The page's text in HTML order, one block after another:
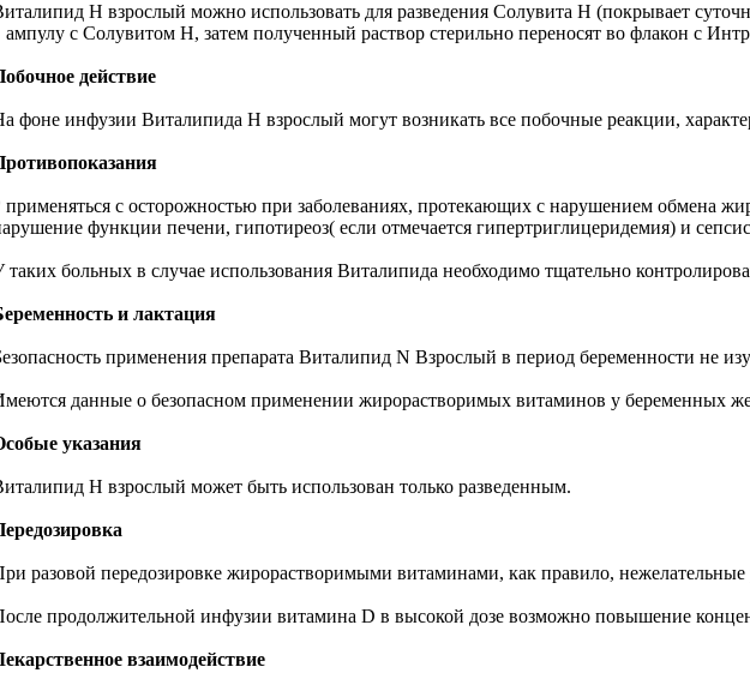
Н взрослый можно использовать для разведения Солувита Н (покрывает
ампулу с Солувитом Н, затем полученный раствор стерильно переносят во флакон с
действие
фоне инфузии Виталипида Н взрослый могут возникать все побочные реакции,
применяться с осторожностью при заболеваниях, протекающих с нарушением обмена
функции печени, гипотиреоз( если отмечается гипертриглицеридемия) и
таких больных в случае использования Виталипида необходимо тщательно
и лактация
применения препарата Виталипид N Взрослый в период беременности не
данные о безопасном применении жирорастворимых витаминов у беременных
указания
Н взрослый может быть использован только разведенным.
разовой передозировке жирорастворимыми витаминами, как правило, нежелательные
продолжительной инфузии витамина D в высокой дозе возможно повышение
взаимодействие